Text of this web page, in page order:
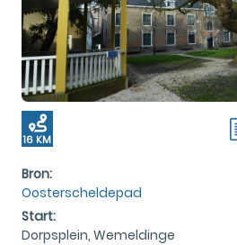
16 KM
Bron:
Oosterscheldepad
Start:
Dorpsplein, Wemeldinge